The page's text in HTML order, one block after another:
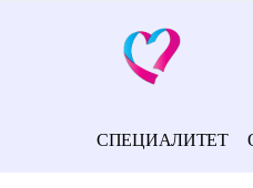
СПЕЦИАЛИТЕТ